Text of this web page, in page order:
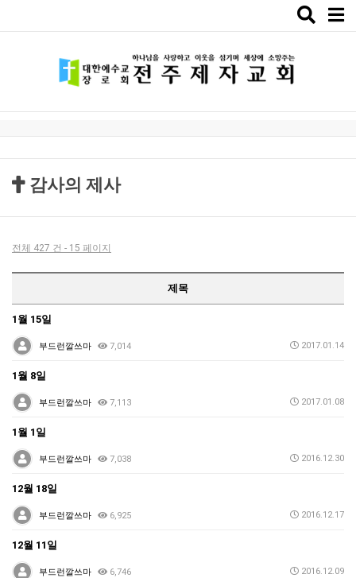
Toggle
감사의 제사
전체 427 건 - 15 페이지
제목
1월 15일
부드런깔쓰마 7,014 2017.01.14
1월 8일
부드런깔쓰마 7,113 2017.01.08
1월 1일
부드런깔쓰마 7,038 2016.12.30
12월 18일
부드런깔쓰마 6,925 2016.12.17
12월 11일
부드런깔쓰마 6,746 2016.12.09